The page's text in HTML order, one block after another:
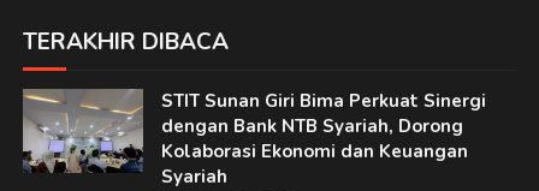
TERAKHIR DIBACA
STIT Sunan Giri Bima Perkuat Sinergi
dengan Bank NTB Syariah, Dorong
Kolaborasi Ekonomi dan Keuangan
Syariah